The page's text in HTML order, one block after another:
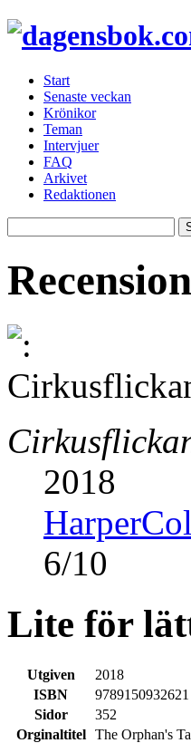
Start
Senaste veckan
Krönikor
Teman
Intervjuer
FAQ
Arkivet
Redaktionen
Recension
2018
6/10
Lite för
Utgiven
2018
ISBN
9789150932621
Sidor
352
Orginaltitel
The Orphan's